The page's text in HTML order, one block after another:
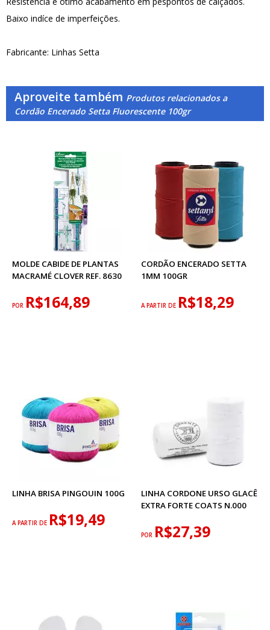
Baixo indíce de imperfeições.
Fabricante: Linhas Setta
Aproveite também Produtos relacionados a
Cordão Encerado Setta Fluorescente 100gr
MOLDE CABIDE DE PLANTAS
MACRAMÉ CLOVER REF. 8630
POR R$164,89
CORDÃO ENCERADO SETTA
1MM 100GR
A PARTIR DE R$18,29
LINHA BRISA PINGOUIN 100G
A PARTIR DE R$19,49
LINHA CORDONE URSO GLACÊ
EXTRA FORTE COATS N.000
POR R$27,39